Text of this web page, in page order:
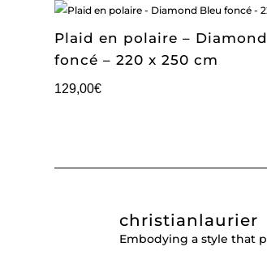
Plaid en polaire –
foncé – 220 x 250 cm
129,00€
christianlaurier
Embodying a style that